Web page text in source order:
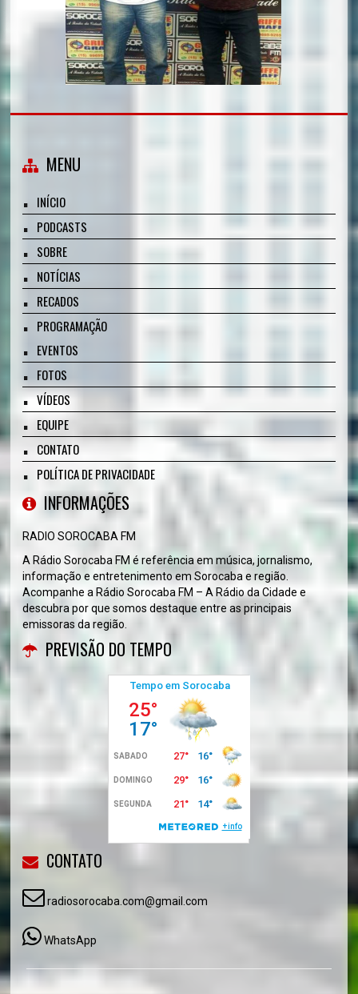
MENU
INÍCIO
PODCASTS
SOBRE
NOTÍCIAS
RECADOS
PROGRAMAÇÃO
EVENTOS
FOTOS
VÍDEOS
EQUIPE
CONTATO
POLÍTICA DE PRIVACIDADE
INFORMAÇÕES
RADIO SOROCABA FM
A Rádio Sorocaba FM é referência em música, jornalismo,
informação e entretenimento em Sorocaba e região.
Acompanhe a Rádio Sorocaba FM – A Rádio da Cidade e
descubra por que somos destaque entre as principais
emissoras da região.
PREVISÃO DO TEMPO
CONTATO
radiosorocaba.com@gmail.com
WhatsApp